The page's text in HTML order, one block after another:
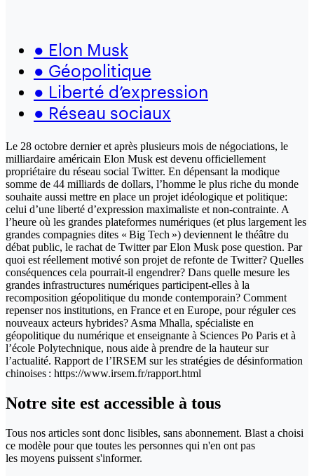
● Elon Musk
● Géopolitique
● Liberté d’expression
● Réseau sociaux
Le 28 octobre dernier et après plusieurs mois de négociations, le
milliardaire américain Elon Musk est devenu officiellement
propriétaire du réseau social Twitter. En dépensant la modique
somme de 44 milliards de dollars, l’homme le plus riche du monde
souhaite aussi mettre en place un projet idéologique et politique:
celui d’une liberté d’expression maximaliste et non-contrainte. A
l’heure où les grandes plateformes numériques (et plus largement les
grandes compagnies dites « Big Tech ») deviennent le théâtre du
débat public, le rachat de Twitter par Elon Musk pose question. Par
quoi est réellement motivé son projet de refonte de Twitter? Quelles
conséquences cela pourrait-il engendrer? Dans quelle mesure les
grandes infrastructures numériques participent-elles à la
recomposition géopolitique du monde contemporain? Comment
repenser nos institutions, en France et en Europe, pour réguler ces
nouveaux acteurs hybrides? Asma Mhalla, spécialiste en
géopolitique du numérique et enseignante à Sciences Po Paris et à
l’école Polytechnique, nous aide à prendre de la hauteur sur
l’actualité. Rapport de l’IRSEM sur les stratégies de désinformation
chinoises : https://www.irsem.fr/rapport.html
Notre site est accessible à tous
Tous nos articles sont donc lisibles, sans abonnement. Blast a choisi
ce modèle pour que toutes les personnes qui n'en ont pas
les moyens puissent s'informer.